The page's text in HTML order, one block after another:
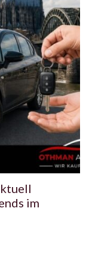
im